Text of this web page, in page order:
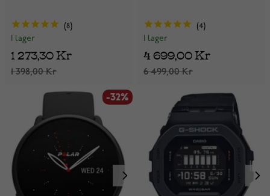
8
I lager
1 398,00 Kr
1 273,30 Kr
4
I lager
6 499,00 Kr
4 699,00 Kr
-32%